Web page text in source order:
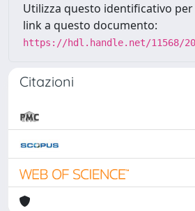
Utilizza questo identificativo
link a questo documento:
https://hdl.handle.net/11568/
Citazioni